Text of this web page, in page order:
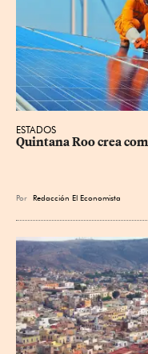
ESTADOS
Quintana Roo crea
Por Redacción El Economista